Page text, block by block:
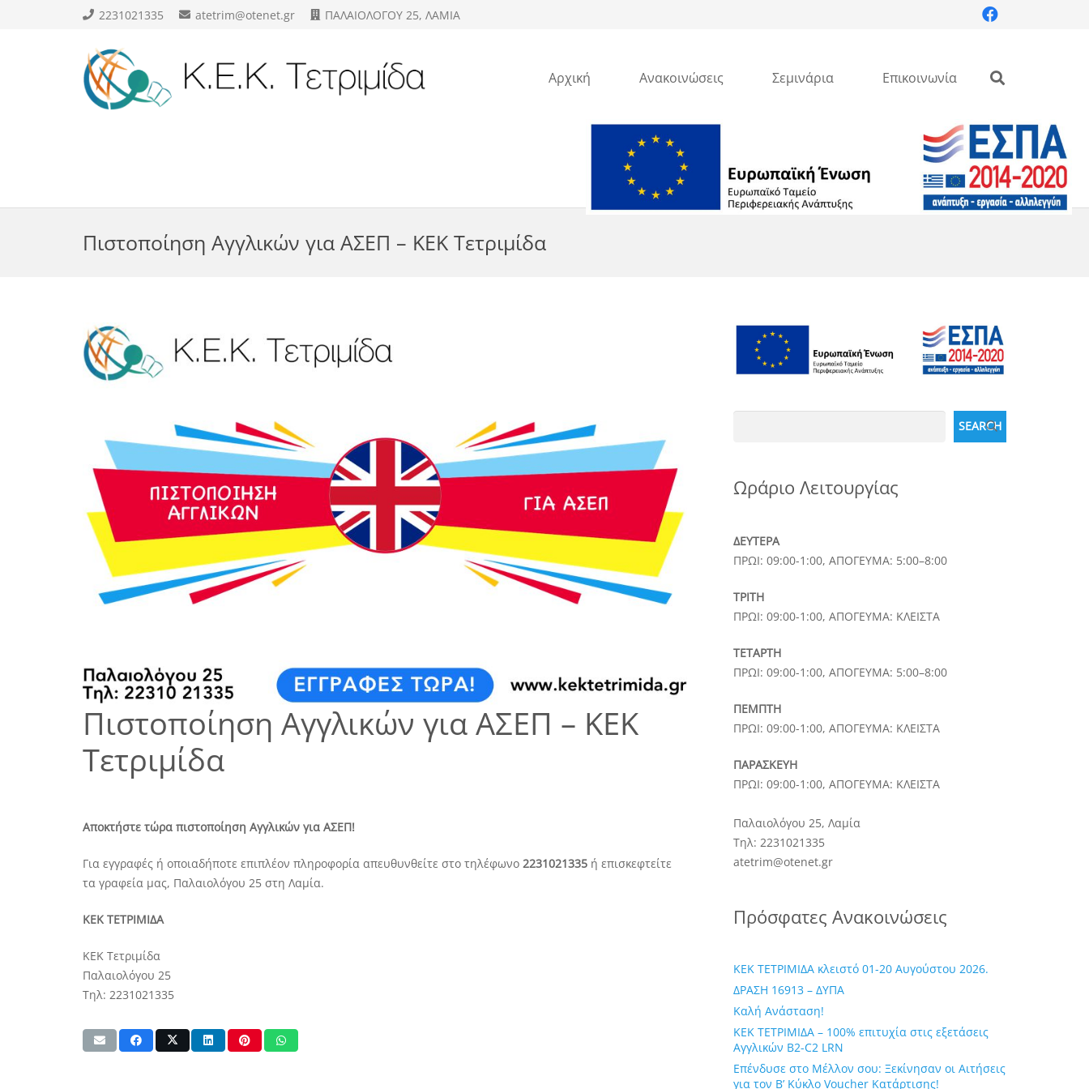
2231021335 atetrim@otenet.gr ΠΑΛΑΙΟΛΟΓΟΥ 25, ΛΑΜΙΑ
Αρχική Ανακοινώσεις Σεμινάρια Επικοινωνία
Πιστοποίηση Αγγλικών για ΑΣΕΠ – ΚΕΚ Τετριμίδα
Πιστοποίηση Αγγλικών για ΑΣΕΠ – ΚΕΚ
Τετριμίδα
Αποκτήστε τώρα πιστοποίηση Αγγλικών για ΑΣΕΠ!
Για εγγραφές ή οποιαδήποτε επιπλέον πληροφορία απευθυνθείτε στο τηλέφωνο 2231021335 ή επισκεφτείτε
τα γραφεία μας, Παλαιολόγου 25 στη Λαμία.
ΚΕΚ ΤΕΤΡΙΜΙΔΑ
ΚΕΚ Τετριμίδα
Παλαιολόγου 25
Τηλ: 2231021335
SEARCH
Ωράριο Λειτουργίας
ΔΕΥΤΕΡΑ
ΠΡΩΙ: 09:00-1:00, ΑΠΟΓΕΥΜΑ: 5:00–8:00
ΤΡΙΤΗ
ΠΡΩΙ: 09:00-1:00, ΑΠΟΓΕΥΜΑ: ΚΛΕΙΣΤΑ
ΤΕΤΑΡΤΗ
ΠΡΩΙ: 09:00-1:00, ΑΠΟΓΕΥΜΑ: 5:00–8:00
ΠΕΜΠΤΗ
ΠΡΩΙ: 09:00-1:00, ΑΠΟΓΕΥΜΑ: ΚΛΕΙΣΤΑ
ΠΑΡΑΣΚΕΥΗ
ΠΡΩΙ: 09:00-1:00, ΑΠΟΓΕΥΜΑ: ΚΛΕΙΣΤΑ
Παλαιολόγου 25, Λαμία
Τηλ: 2231021335
atetrim@otenet.gr
Πρόσφατες Ανακοινώσεις
ΚΕΚ ΤΕΤΡΙΜΙΔΑ κλειστό 01-20 Αυγούστου 2026.
ΔΡΑΣΗ 16913 – ΔΥΠΑ
Καλή Ανάσταση!
ΚΕΚ ΤΕΤΡΙΜΙΔΑ – 100% επιτυχία στις εξετάσεις
Αγγλικών B2-C2 LRN
Επένδυσε στο Μέλλον σου: Ξεκίνησαν οι Αιτήσεις
για τον Β’ Κύκλο Voucher Κατάρτισης!